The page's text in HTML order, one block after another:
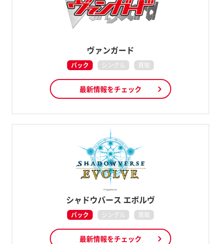
ヴァンガード
パック シングル 買取
最新情報をチェック
シャドウバース エボルヴ
パック シングル 買取
最新情報をチェック